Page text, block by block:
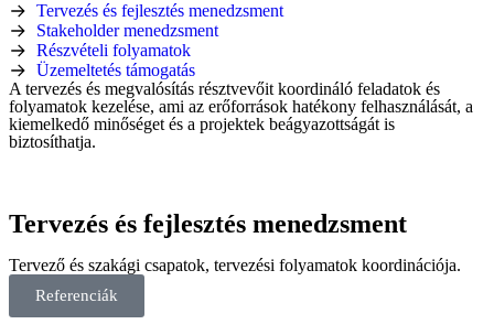
Tervezés és fejlesztés menedzsment
Stakeholder menedzsment
Részvételi folyamatok
Üzemeltetés támogatás
A tervezés és megvalósítás résztvevőit koordináló feladatok és
folyamatok kezelése, ami az erőforrások hatékony felhasználását, a
kiemelkedő minőséget és a projektek beágyazottságát is
biztosíthatja.
Tervezés és fejlesztés menedzsment
Tervező és szakági csapatok, tervezési folyamatok koordinációja.
Referenciák